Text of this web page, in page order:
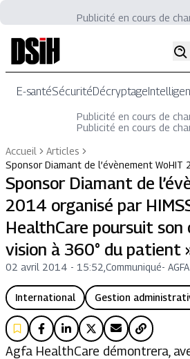
Publicité en cours de
E-santéSécuritéDécryptage
Publicité en cours de
Publicité en cours de
Accueil
Articles
Sponsor Diamant de l’évènement WoHIT
Sponsor Diamant de
2014 organisé par
HealthCare poursuit son
vision à 360° du patient
02 avril 2014 - 15:52 Communiqué-
International Gestion
Agfa HealthCare démontrera,